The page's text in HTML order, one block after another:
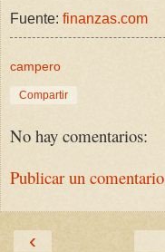
Fuente: finanzas.com
campero
Compartir
No hay comentarios:
Publicar un comentario
‹